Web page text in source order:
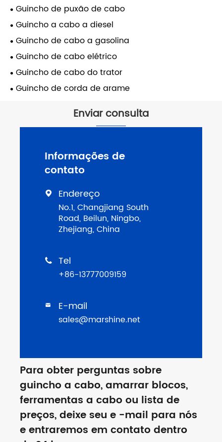
Guincho de puxão de cabo
Guincho a cabo a diesel
Guincho de cabo a gasolina
Guincho de cabo elétrico
Guincho de cabo do trator
Guincho de corda de arame
Enviar consulta
Informações de
contato
 Endereço
No.1, Changjiang South
Road, Beilun, Ningbo,
Zhejiang, China
 Tel
+86-13777009159
 E-mail
sales@marshine.net
Para obter perguntas sobre
guincho a cabo, amarrar blocos,
ferramentas a cabo ou lista de
preços, deixe seu e -mail para nós
e entraremos em contato dentro